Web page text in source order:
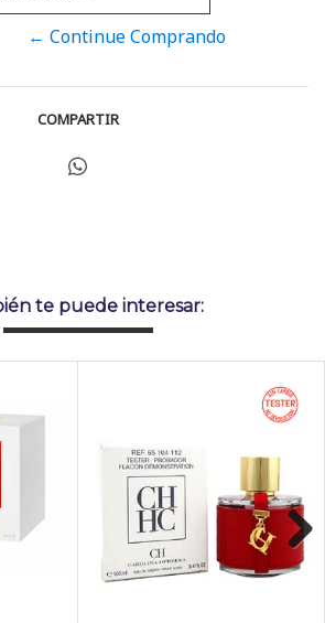
← Continue Comprando
COMPARTIR
te puede interesar:
Next